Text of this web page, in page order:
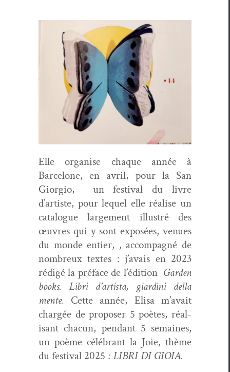
Elle organ­ise chaque année à
Barcelone, en avril, pour la San
Gior­gio,
un fes­ti­val du livre
d’artiste, pour lequel elle réalise un
cat­a­logue large­ment illus­tré des
œuvres qui y sont exposées, venues
du monde entier, , accom­pa­g­né de
nom­breux textes : j’avais en 2023
rédigé la pré­face de l’édition Gar­den
books. Lib­ri d’artista, gia­r­di­ni del­la
mente. Cette année, Elisa m’avait
chargée de pro­pos­er 5 poètes, réal­
isant cha­cun, pen­dant 5 semaines,
un poème célébrant la Joie, thème
du fes­ti­val 2025 : LIBRI DI GIOIA.